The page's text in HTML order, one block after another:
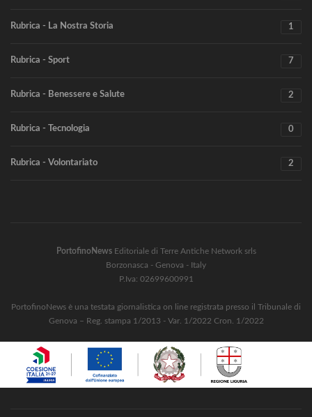
Rubrica - La Nostra Storia 1
Rubrica - Sport 7
Rubrica - Benessere e Salute 2
Rubrica - Tecnologia 0
Rubrica - Volontariato 2
PortofinoNewsEditoriale di Terre Antiche Network srls
Borzonasca - Genova - Italy
P.Iva: 02699600991
PortofinoNews è una testata giornalistica on line registrata presso il Tribunale di
Genova – Reg. stampa 1/2013 - Var. 1/2022 Cron. 1/2022